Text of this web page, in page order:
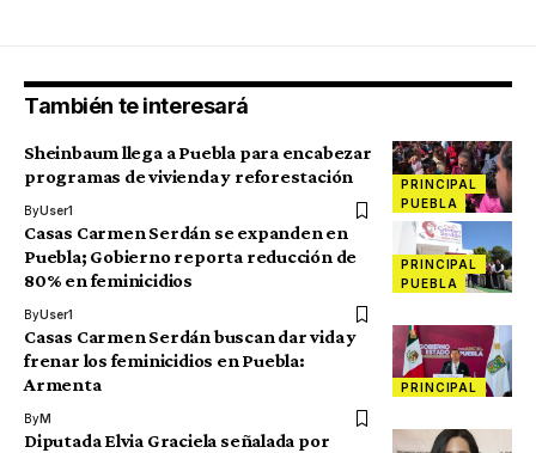
También te interesará
PRINCIPAL
PUEBLA
Sheinbaum llega a Puebla para encabezar
programas de vivienda y reforestación
ByUser1
PRINCIPAL
PUEBLA
Casas Carmen Serdán se expanden en
Puebla; Gobierno reporta reducción de
80% en feminicidios
ByUser1
PRINCIPAL
Casas Carmen Serdán buscan dar vida y
frenar los feminicidios en Puebla:
Armenta
ByM
Diputada Elvia Graciela señalada por